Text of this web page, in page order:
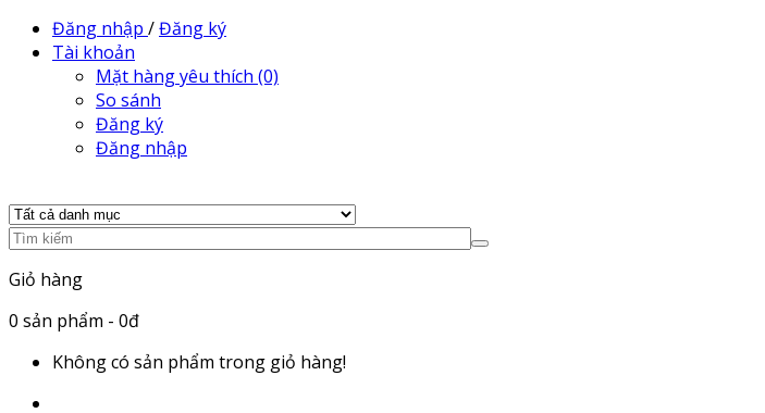
Đăng nhập /Đăng ký
Tài khoản
Mặt hàng yêu thích (0)
So sánh
Đăng ký
Đăng nhập
Giỏ hàng
0 sản phẩm - 0đ
Không có sản phẩm trong giỏ hàng!